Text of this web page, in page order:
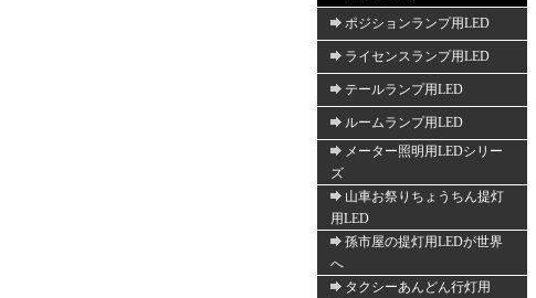
ポジションランプ用LED
ライセンスランプ用LED
テールランプ用LED
ルームランプ用LED
メーター照明用LEDシリー
ズ
山車お祭りちょうちん提灯
用LED
孫市屋の提灯用LEDが世界
へ
タクシーあんどん行灯用